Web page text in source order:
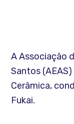
A Associação
Santos
Cerâmica,
Fukai.